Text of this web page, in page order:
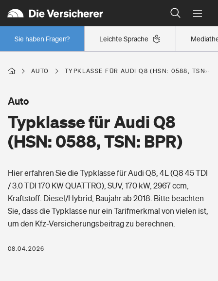
Leichte Sprache
Sie haben Fragen?
Wer versichert was: Jetzt Versicherer finden
Regionalklassen: So ist Ihre Region eingestuft
Wer versichert was: Jetzt Versicherer finden
Berufsunfähigkeitsversicherung
Erwerbsunfähigkeitsversicherung
Grundfähigkeitsversicherung
Arbeitsrechtsschutz
Berufshaftpflichtversicherung
Zur Übersicht
Wohnen
Elementarversicherung
Freizeit
Pri­vate Haft­pflicht­
Gesundheit
Private Krankenversicherung
AUTO TYPKLASSE FÜR AUDI Q8 (HSN: 0588, TSN:
Typklasse für Audi Q8
(HSN: 0588, TSN: BPR)
Auto
Hier erfahren Sie die Typklasse für Audi Q8, 4L (Q8 45 TDI
/ 3.0 TDI 170 KW QUATTRO), SUV, 170 kW, 2967 ccm,
Kraftstoff: Diesel/Hybrid, Baujahr ab 2018. Bitte beachten
Sie, dass die Typklasse nur ein Tarifmerkmal von vielen ist,
um den Kfz-Versicherungsbeitrag zu berechnen.
08.04.2026